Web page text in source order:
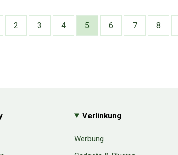
2 3 4 5 6 7 8
Verlinkung
Werbung